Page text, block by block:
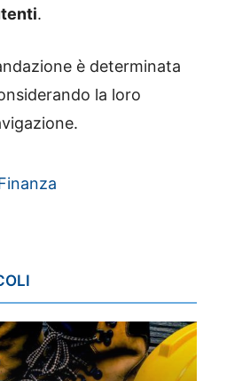
.
è determinata
la loro